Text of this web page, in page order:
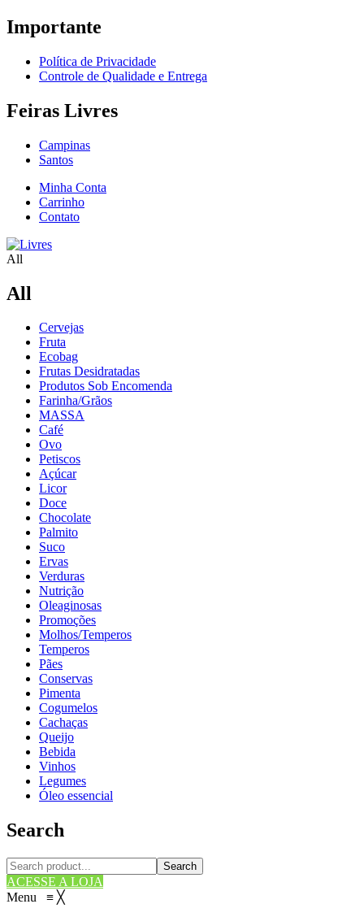
Importante
Política de Privacidade
Controle de Qualidade e Entrega
Feiras Livres
Campinas
Santos
Minha Conta
Carrinho
Contato
All
All
Cervejas
Fruta
Ecobag
Frutas Desidratadas
Produtos Sob Encomenda
Farinha/Grãos
MASSA
Café
Ovo
Petiscos
Açúcar
Licor
Doce
Chocolate
Palmito
Suco
Ervas
Verduras
Nutrição
Oleaginosas
Promoções
Molhos/Temperos
Temperos
Pães
Conservas
Pimenta
Cogumelos
Cachaças
Queijo
Bebida
Vinhos
Legumes
Óleo essencial
Search
Search
ACESSE A LOJA
Menu ≡ ╳